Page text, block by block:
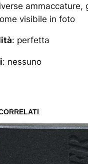
ammaccature,
visibile in foto
: perfetta
: nessuno